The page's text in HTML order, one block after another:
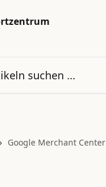
Google Merchant Center